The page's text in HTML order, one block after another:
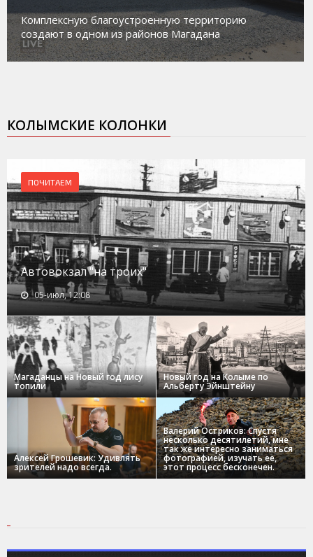
Магадан присоединился к пилотному проекту по
работе с несовершеннолетними из групп
социального риска «Переправа»
КОЛЫМСКИЕ КОЛОНКИ
ПОЧИТАЕМ
Автовокзал "на троих"
05-июл, 12:08
Магаданцы на Новый год лису
топили
Новый год на Колыме по
Альберту Эйнштейну
Алексей Грошевик: Удивлять
зрителей надо всегда.
Валерий Остриков: Спустя
несколько десятилетий, мне
так же интересно заниматься
фотографией, изучать ее,
этот процесс бесконечен.